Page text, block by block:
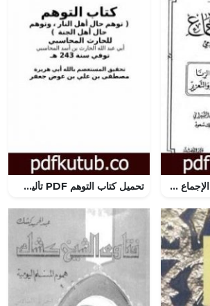
تحميل كتاب موسوعة الإجماع في الفقه الإسلامي – الجزء التاسع: حد الزنا وحد القذف وحد المسكر والتعزير PDF تأليف مجموعة من المؤلفين مجانا [كامل] تحميل كتاب التوهم PDF تأليف الحارث بن أسد المحاسبي مجانا [كامل]